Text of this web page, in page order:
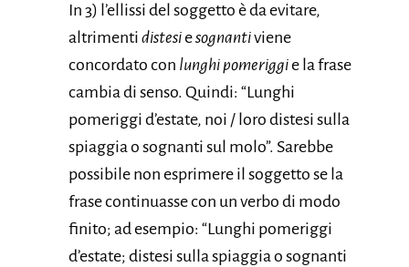
In 3) l’ellissi del soggetto è da evitare,
altrimenti distesiesognantiviene
concordato con lunghi pomeriggie la frase
cambia di senso. Quindi: “Lunghi
pomeriggi d’estate, noi / loro distesi sulla
spiaggia o sognanti sul molo”. Sarebbe
possibile non esprimere il soggetto se la
frase continuasse con un verbo di modo
finito; ad esempio: “Lunghi pomeriggi
d’estate; distesi sulla spiaggia o sognanti